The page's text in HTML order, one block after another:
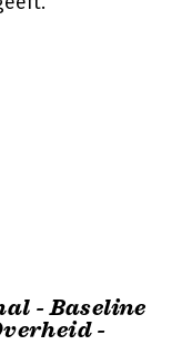
- Baseline
-